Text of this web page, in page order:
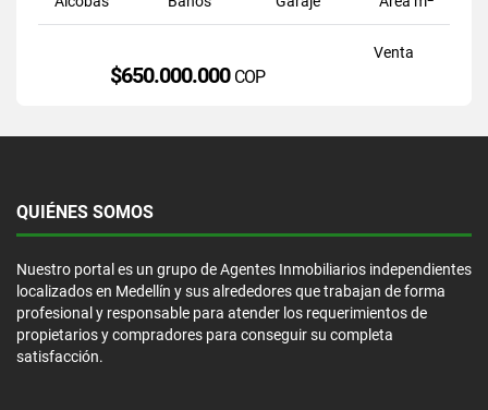
Venta
$650.000.000 COP
QUIÉNES SOMOS
Nuestro portal es un grupo de Agentes Inmobiliarios independientes
localizados en Medellín y sus alrededores que trabajan de forma
profesional y responsable para atender los requerimientos de
propietarios y compradores para conseguir su completa
satisfacción.